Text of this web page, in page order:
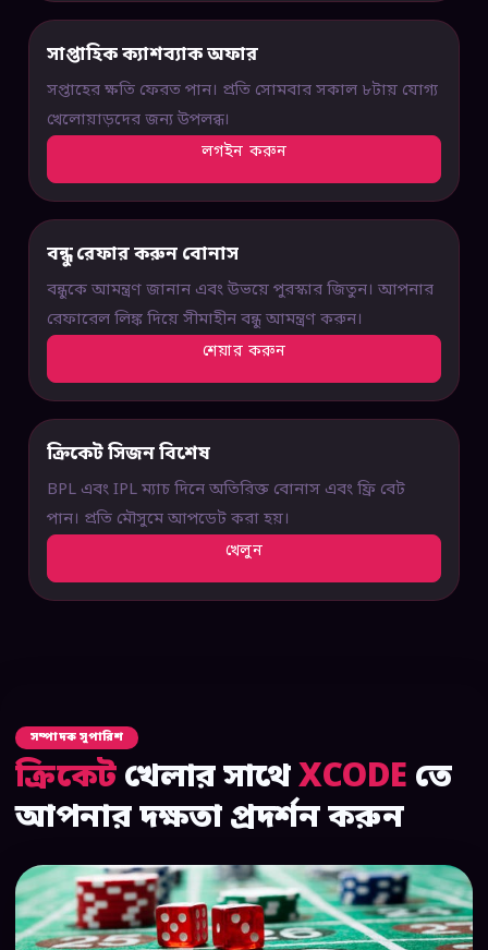
সাপ্তাহিক ক্যাশব্যাক অফার
সপ্তাহের ক্ষতি ফেরত পান। প্রতি সোমবার সকাল ৮টায় যোগ্য
খেলোয়াড়দের জন্য উপলব্ধ।
লগইন করুন
বন্ধু রেফার করুন বোনাস
বন্ধুকে আমন্ত্রণ জানান এবং উভয়ে পুরস্কার জিতুন। আপনার
রেফারেল লিঙ্ক দিয়ে সীমাহীন বন্ধু আমন্ত্রণ করুন।
শেয়ার করুন
ক্রিকেট সিজন বিশেষ
BPL এবং IPL ম্যাচ দিনে অতিরিক্ত বোনাস এবং ফ্রি বেট
পান। প্রতি মৌসুমে আপডেট করা হয়।
খেলুন
সম্পাদক সুপারিশ
ক্রিকেটখেলার সাথেXCODE তে
আপনার দক্ষতা প্রদর্শন করুন